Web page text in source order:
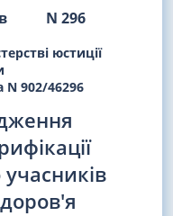
N 296
юстиції
N 902/46296